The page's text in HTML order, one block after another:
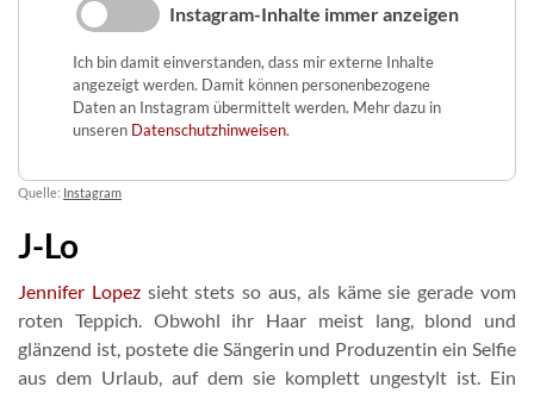
Instagram-Inhalte immer anzeigen
Ich bin damit einverstanden, dass mir externe Inhalte
angezeigt werden. Damit können personenbezogene
Daten an Instagram übermittelt werden. Mehr dazu in
unseren Datenschutzhinweisen.
Quelle: Instagram
J-Lo
Jennifer Lopezsieht stets so aus, als käme sie gerade vom
roten Teppich. Obwohl ihr Haar meist lang, blond und
glänzend ist, postete die Sängerin und Produzentin ein Selfie
aus dem Urlaub, auf dem sie komplett ungestylt ist. Ein